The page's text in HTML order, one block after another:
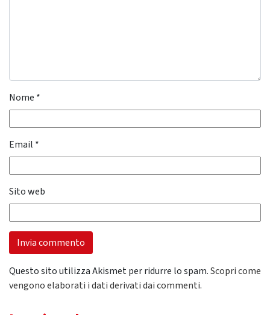
Nome *
Email *
Sito web
Questo sito utilizza Akismet per ridurre lo spam.Scopri come
vengono elaborati i dati derivati dai commenti.